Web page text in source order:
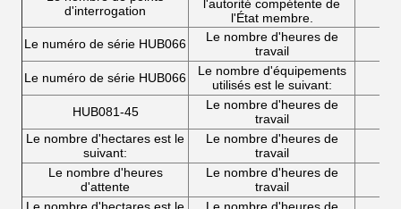
d'interrogation
l'autorité compétente de
l'État membre.
Le numéro de série HUB066
Le nombre d'heures de
travail
Le numéro de série HUB066
Le nombre d'équipements
utilisés est le suivant:
HUB081-45
Le nombre d'heures de
travail
Le nombre d'hectares est le
suivant:
Le nombre d'heures de
travail
Le nombre d'heures
d'attente
Le nombre d'heures de
travail